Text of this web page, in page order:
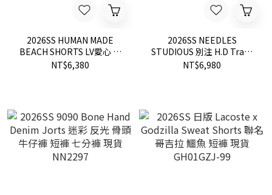
2026SS HUMAN MADE
BEACH SHORTS LV愛心 工
作 短褲 現貨 HM31PT011
NT$6,380
2026SS NEEDLES
STUDIOUS 別注 H.D Track
Short Pant 刺繡 蝴蝶 寬版
NT$6,980